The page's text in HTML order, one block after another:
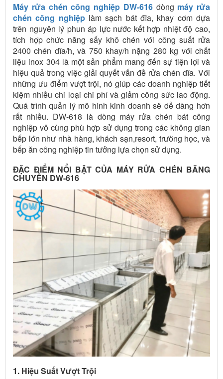
Máy rửa chén công nghiệp DW-616 dòng máy rửa
chén công nghiệplàm sạch bát đĩa, khay cơm dựa
trên nguyên lý phun áp lực nước kết hợp nhiệt độ cao,
tích hợp chức năng sấy khô chén với công suất rửa
2400 chén dĩa/h, và 750 khay/h nặng 280 kg với chất
liệu inox 304 là một sản phẩm mang đến sự tiện lợi và
hiệu quả trong việc giải quyết vấn đề rửa chén dĩa. Với
những ưu điểm vượt trội, nó giúp các doanh nghiệp tiết
kiệm nhiều chi loại chi phí và giảm công sức lao động.
Quá trình quản lý mô hình kinh doanh sẽ dễ dàng hơn
rất nhiều. DW-618 là dòng máy rửa chén bát công
nghiệp vô cùng phù hợp sử dụng trong các không gian
bếp lớn như nhà hàng, khách sạn,resort, trường học, và
bếp ăn công nghiệptin tưởng lựa chọn sử dụng.
ĐẶC ĐIỂM NỔI BẬT CỦA MÁY RỬA CHÉN BĂNG
CHUYỀN DW-616
1. Hiệu Suất Vượt Trội